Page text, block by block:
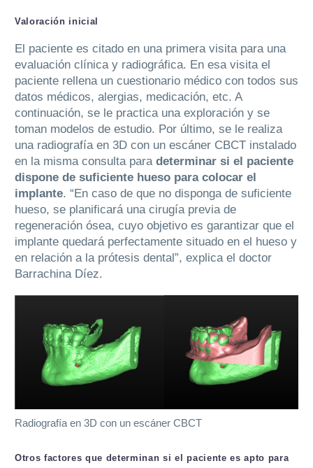
Valoración inicial
El paciente es citado en una primera visita para una
evaluación clínica y radiográfica. En esa visita el
paciente rellena un cuestionario médico con todos sus
datos médicos, alergias, medicación, etc. A
continuación, se le practica una exploración y se
toman modelos de estudio. Por último, se le realiza
una radiografía en 3D con un escáner CBCT instalado
en la misma consulta para determinar si el paciente
dispone de suficiente hueso para colocar el
implante. “En caso de que no disponga de suficiente
hueso, se planificará una cirugía previa de
regeneración ósea, cuyo objetivo es garantizar que el
implante quedará perfectamente situado en el hueso y
en relación a la prótesis dental”, explica el doctor
Barrachina Díez.
Radiografía en 3D con un escáner CBCT
Otros factores que determinan si el paciente es apto para